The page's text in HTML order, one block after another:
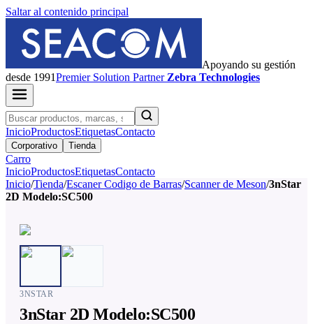
Saltar al contenido principal
Apoyando su gestión
desde 1991PremierSolution Partner Zebra Technologies
InicioProductosEtiquetasContacto
Corporativo Tienda
Carro
InicioProductosEtiquetasContacto
Inicio/Tienda/Escaner Codigo de Barras/Scanner de Meson/3nStar
2D Modelo:SC500
3NSTAR
3nStar 2D Modelo:SC500